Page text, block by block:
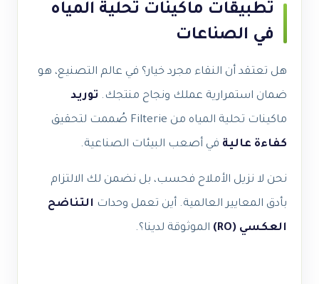
تطبيقات ماكينات تحلية المياه
في الصناعات
هل تعتقد أن النقاء مجرد خيار؟ في عالم التصنيع، هو
ضمان استمرارية عملك ونجاح منتجك. توريد
ماكينات تحلية المياه من Filterie صُممت لتحقيق
كفاءة عالية في أصعب البيئات الصناعية.
نحن لا نزيل الأملاح فحسب، بل نضمن لك الالتزام
بأدق المعايير العالمية. أين تعمل وحدات التناضح
العكسي (RO) الموثوقة لدينا؟.